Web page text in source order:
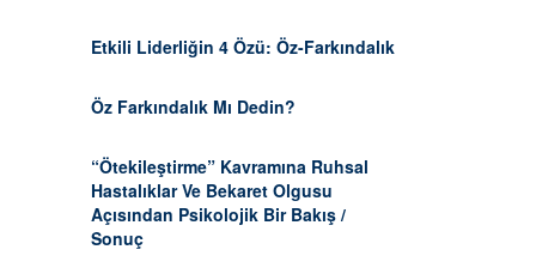
Etkili Liderliğin 4 Özü: Öz-Farkındalık
Öz Farkındalık Mı Dedin?
“Ötekileştirme” Kavramına Ruhsal
Hastalıklar Ve Bekaret Olgusu
Açısından Psikolojik Bir Bakış /
Sonuç